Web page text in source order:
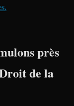
.
près
de la